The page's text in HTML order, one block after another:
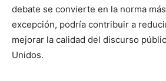
debate se convierte en la norma
excepción, podría contribuir a
mejorar la calidad del discurso
Unidos.